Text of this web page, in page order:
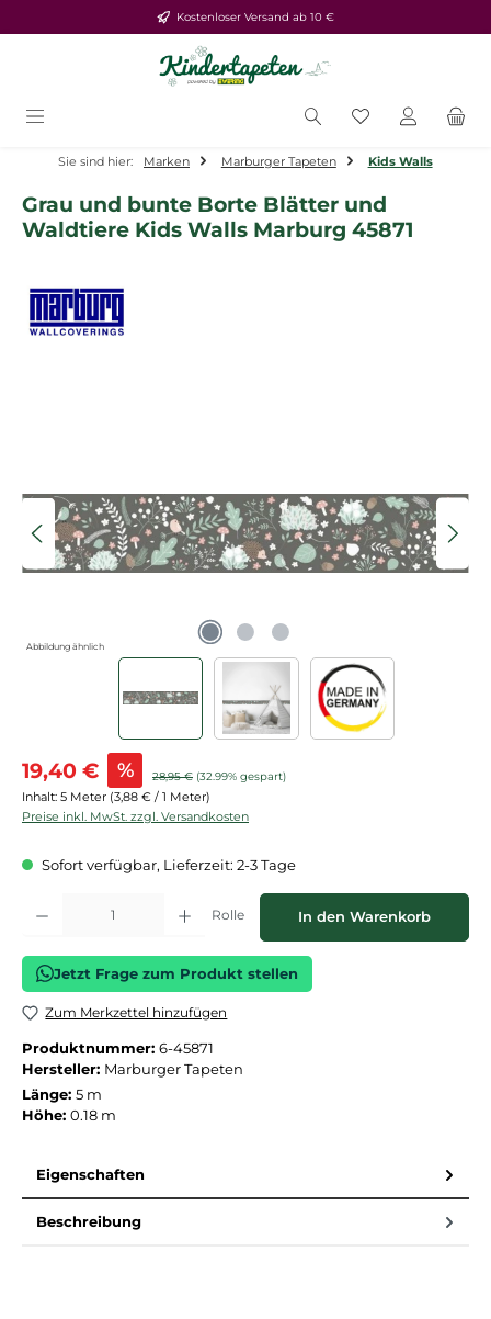
Zum Hauptinhalt springenKostenloser Versand ab 10 €
Du hast 0
Sie sind hier: Marken Marburger Tapeten Kids Walls
Grau und bunte Borte Blätter und
Waldtiere Kids Walls Marburg 45871
Abbildung ähnlich
Verkaufspreis:
19,40 € % Regulärer Preis:
28,95 € (32.99% gespart)
Inhalt: 5 Meter (3,88 € / 1 Meter)
Preise inkl. MwSt. zzgl. Versandkosten
Sofort verfügbar, Lieferzeit: 2-3 Tage
Produkt Anzahl: Gib den gewünschten Wert ein oder benutze die
Rolle In den Warenkorb
Jetzt Frage zum Produkt stellen
Zum Merkzettel hinzufügen
Produktnummer: 6-45871
Hersteller: Marburger Tapeten
Länge: 5 m
Höhe: 0.18 m
Eigenschaften
Beschreibung